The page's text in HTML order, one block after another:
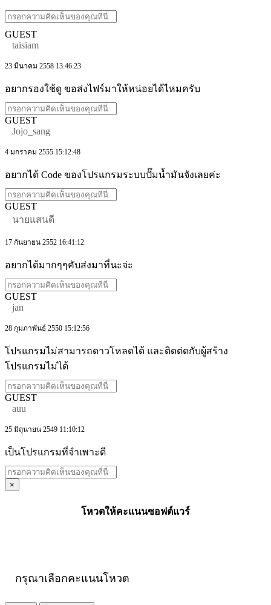
GUEST
taisiam
23 มีนาคม 2558 13:46:23
อยากรองใช้ดู ขอส่งไฟร์มาให้หน่อยได้ไหมครับ
GUEST
Jojo_sang
4 มกราคม 2555 15:12:48
อยากได้ Code ของโปรแกรมระบบปั๊มน้ำมันจังเลยค่ะ
GUEST
นายแสนดี
17 กันยายน 2552 16:41:12
อยากได้มากๆๆคับส่งมาที่นะจ่ะ
GUEST
jan
28 กุมภาพันธ์ 2550 15:12:56
โปรแกรมไม่สามารถดาวโหลดได้ และติดต่ดกับผู้สร้าง
โปรแกรมไม่ได้
GUEST
auu
25 มิถุนายน 2549 11:10:12
เป็นโปรแกรมที่จำเพาะดี
×
โหวตให้คะแนนซอฟต์แวร์
กรุณาเลือกคะแนนโหวต